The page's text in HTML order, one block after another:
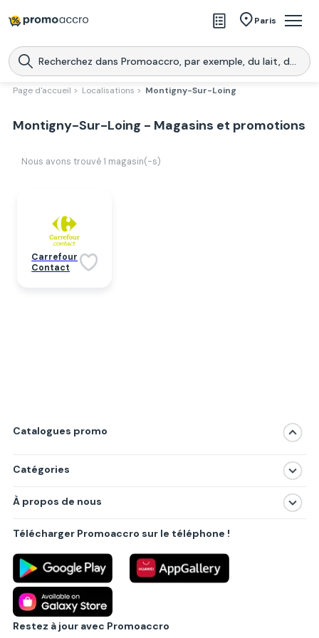
Paris
Magasins
Produits
Promoaccro
l'application
Page d'accueil > Localisations > Montigny-Sur-Loing
Montigny-Sur-Loing - Magasins et promotions
Nous avons trouvé 1 magasin(-s)
Carrefour
Contact
Catalogues promo
Catégories
Produits
Villes principales
À propos de nous
Politique de confidentialité
Règlements
Partenariat B2B
Blog
Contact
Télécharger Promoaccro sur le téléphone !
Restez à jour avec Promoaccro